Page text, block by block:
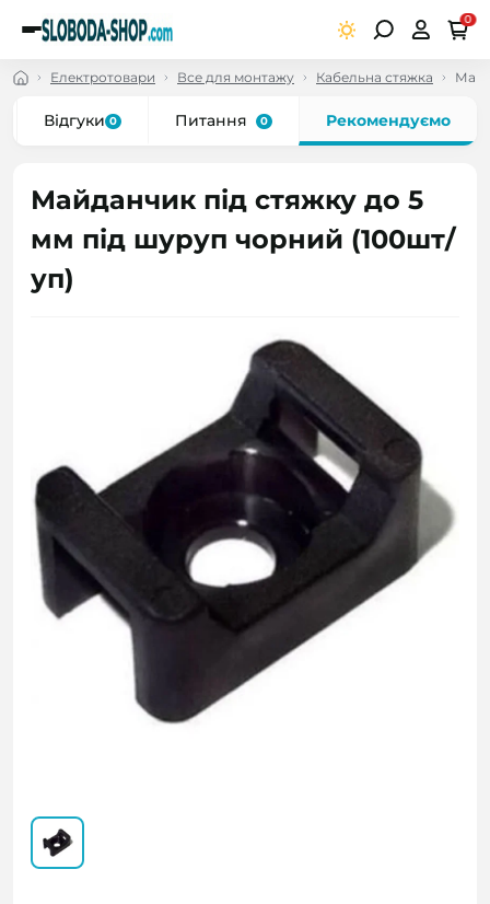
0
Електротовари Все для монтажу Кабельна стяжка
Відгуки 0 Питання 0 Рекомендуємо
Майданчик під стяжку до 5
мм під шуруп чорний (100шт/
уп)